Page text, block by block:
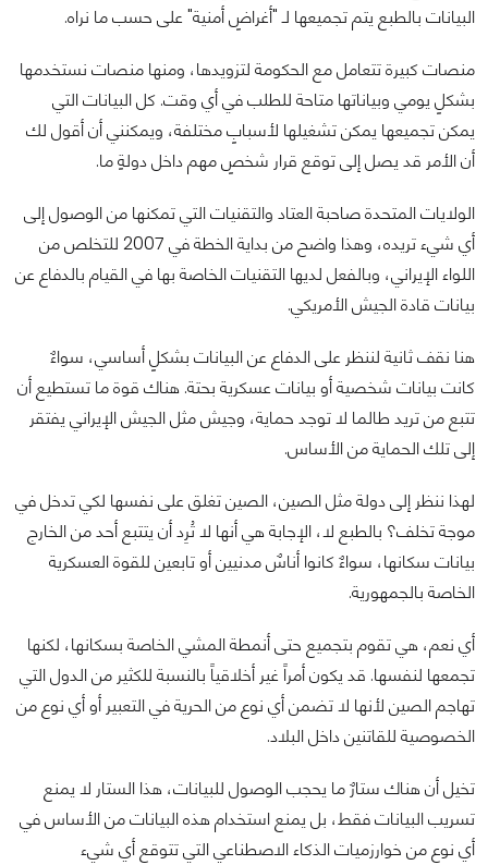
البيانات بالطبع يتم تجميعها لـ "أغراضٍ أمنية" على حسب ما نراه.
منصات كبيرة تتعامل مع الحكومة لتزويدها، ومنها منصات نستخدمها
بشكلٍ يومي وبياناتها متاحة للطلب في أي وقت. كل البيانات التي
يمكن تجميعها يمكن تشغيلها لأسبابٍ مختلفة، ويمكنني أن أقول لك
أن الأمر قد يصل إلى توقع قرار شخصٍ مهم داخل دولةٍ ما.
الولايات المتحدة صاحبة العتاد والتقنيات التي تمكنها من الوصول إلى
أي شيء تريده، وهذا واضح من بداية الخطة في 2007 للتخلص من
اللواء الإيراني، وبالفعل لديها التقنيات الخاصة بها في القيام بالدفاع عن
بيانات قادة الجيش الأمريكي.
هنا نقف ثانية لننظر على الدفاع عن البيانات بشكلٍ أساسي، سواءٌ
كانت بيانات شخصية أو بيانات عسكرية بحتة. هناك قوة ما تستطيع أن
تتبع من تريد طالما لا توجد حماية، وجيش مثل الجيش الإيراني يفتقر
إلى تلك الحماية من الأساس.
لهذا ننظر إلى دولة مثل الصين، الصين تغلق على نفسها لكي تدخل في
موجة تخلف؟ بالطبع لا، الإجابة هي أنها لا تُرِد أن يتتبع أحد من الخارج
بيانات سكانها، سواءٌ كانوا أناسٌ مدنيين أو تابعين للقوة العسكرية
الخاصة بالجمهورية.
أي نعم، هي تقوم بتجميع حتى أنمطة المشي الخاصة بسكانها، لكنها
تجمعها لنفسها. قد يكون أمراً غير أخلاقياً بالنسبة للكثير من الدول التي
تهاجم الصين لأنها لا تضمن أي نوع من الحرية في التعبير أو أي نوع من
الخصوصية للقاتنين داخل البلاد.
تخيل أن هناك ستارٌ ما يحجب الوصول للبيانات، هذا الستار لا يمنع
تسريب البيانات فقط، بل يمنع استخدام هذه البيانات من الأساس في
أي نوع من خوارزميات الذكاء الاصطناعي التي تتوقع أي شيء